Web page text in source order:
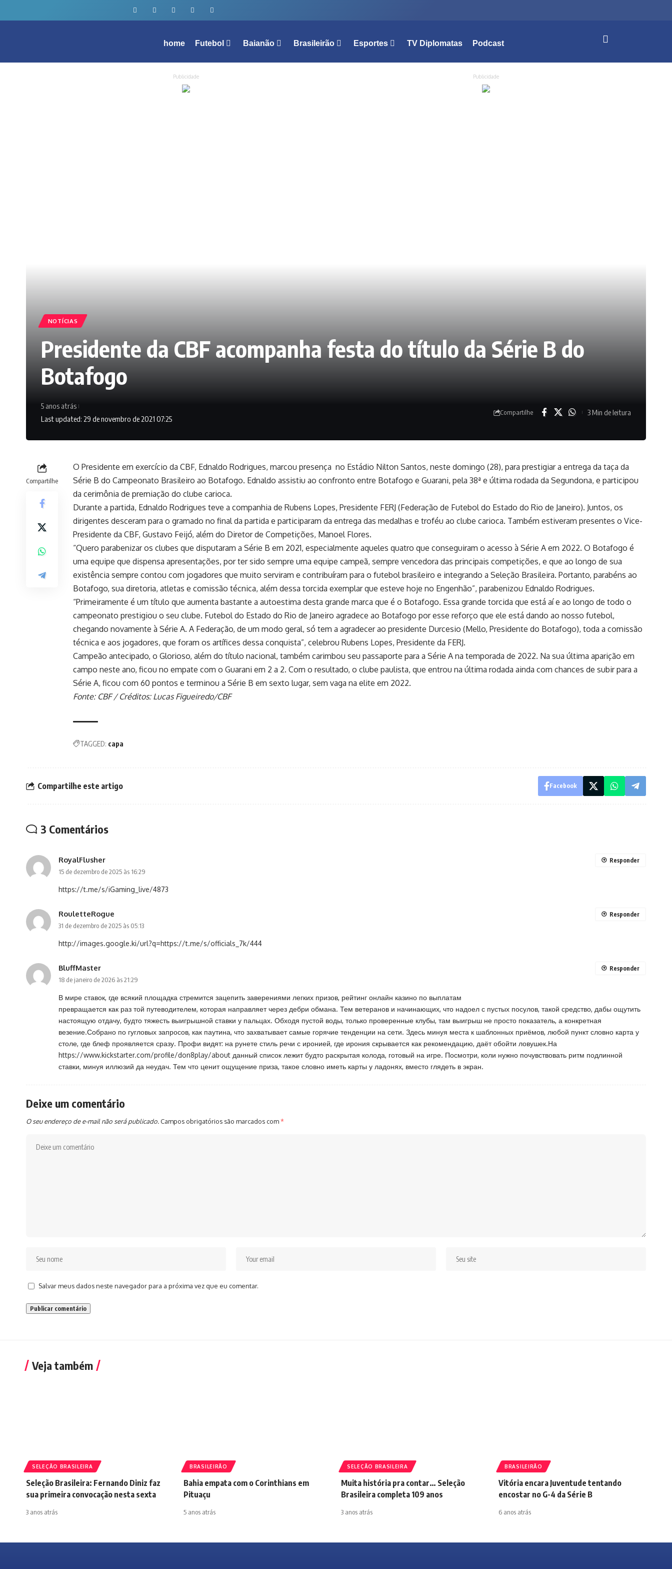
home Futebol Baianão Brasileirão Esportes TV Diplomatas Podcast
Publicidade Publicidade
NOTÍCIAS
Presidente da CBF acompanha festa do título da Série B do
Botafogo
Last updated: 29 de novembro de 2021 07:25
5 anos atrás
Compartilhe 3 Min de leitura
Compartilhe
O Presidente em exercício da CBF, Ednaldo Rodrigues, marcou presença no Estádio Nilton Santos, neste domingo (28), para prestigiar a entrega da taça da
Série B do Campeonato Brasileiro ao Botafogo. Ednaldo assistiu ao confronto entre Botafogo e Guarani, pela 38ª e última rodada da Segundona, e participou
da cerimônia de premiação do clube carioca.
Durante a partida, Ednaldo Rodrigues teve a companhia de Rubens Lopes, Presidente FERJ (Federação de Futebol do Estado do Rio de Janeiro). Juntos, os
dirigentes desceram para o gramado no final da partida e participaram da entrega das medalhas e troféu ao clube carioca. Também estiveram presentes o Vice-
Presidente da CBF, Gustavo Feijó, além do Diretor de Competições, Manoel Flores.
“Quero parabenizar os clubes que disputaram a Série B em 2021, especialmente aqueles quatro que conseguiram o acesso à Série A em 2022. O Botafogo é
uma equipe que dispensa apresentações, por ter sido sempre uma equipe campeã, sempre vencedora das principais competições, e que ao longo de sua
existência sempre contou com jogadores que muito serviram e contribuíram para o futebol brasileiro e integrando a Seleção Brasileira. Portanto, parabéns ao
Botafogo, sua diretoria, atletas e comissão técnica, além dessa torcida exemplar que esteve hoje no Engenhão”, parabenizou Ednaldo Rodrigues.
“Primeiramente é um título que aumenta bastante a autoestima desta grande marca que é o Botafogo. Essa grande torcida que está aí e ao longo de todo o
campeonato prestigiou o seu clube. Futebol do Estado do Rio de Janeiro agradece ao Botafogo por esse reforço que ele está dando ao nosso futebol,
chegando novamente à Série A. A Federação, de um modo geral, só tem a agradecer ao presidente Durcesio (Mello, Presidente do Botafogo), toda a comissão
técnica e aos jogadores, que foram os artífices dessa conquista”, celebrou Rubens Lopes, Presidente da FERJ.
Campeão antecipado, o Glorioso, além do título nacional, também carimbou seu passaporte para a Série A na temporada de 2022. Na sua última aparição em
campo neste ano, ficou no empate com o Guarani em 2 a 2. Com o resultado, o clube paulista, que entrou na última rodada ainda com chances de subir para a
Série A, ficou com 60 pontos e terminou a Série B em sexto lugar, sem vaga na elite em 2022.
Fonte: CBF / Créditos: Lucas Figueiredo/CBF
TAGGED: capa
Compartilhe este artigo Facebook
3 Comentários
RoyalFlusher
15 de dezembro de 2025 às 16:29
https://t.me/s/iGaming_live/4873
Responder
RouletteRogue
31 de dezembro de 2025 às 05:13
http://images.google.ki/url?q=https://t.me/s/officials_7k/444
Responder
BluffMaster
18 de janeiro de 2026 às 21:29
В мире ставок, где всякий площадка стремится зацепить заверениями легких призов, рейтинг онлайн казино по выплатам
превращается как раз той путеводителем, которая направляет через дебри обмана. Тем ветеранов и начинающих, что надоел с пустых посулов, такой средство, дабы ощутить
настоящую отдачу, будто тяжесть выигрышной ставки у пальцах. Обходя пустой воды, только проверенные клубы, там выигрыш не просто показатель, а конкретная
везение.Собрано по гугловых запросов, как паутина, что захватывает самые горячие тенденции на сети. Здесь минуя места к шаблонных приёмов, любой пункт словно карта у
столе, где блеф проявляется сразу. Профи видят: на рунете стиль речи с иронией, где ирония скрывается как рекомендацию, даёт обойти ловушек.На
https://www.kickstarter.com/profile/don8play/about данный список лежит будто раскрытая колода, готовый на игре. Посмотри, коли нужно почувствовать ритм подлинной
ставки, минуя иллюзий да неудач. Тем что ценит ощущение приза, такое словно иметь карты у ладонях, вместо глядеть в экран.
Responder
Deixe um comentário
O seu endereço de e-mail não será publicado. Campos obrigatórios são marcados com*
Salvar meus dados neste navegador para a próxima vez que eu comentar.
Veja também
SELEÇÃO BRASILEIRA
Seleção Brasileira: Fernando Diniz faz
sua primeira convocação nesta sexta
3 anos atrás
BRASILEIRÃO
Bahia empata com o Corinthians em
Pituaçu
5 anos atrás
SELEÇÃO BRASILEIRA
Muita história pra contar… Seleção
Brasileira completa 109 anos
3 anos atrás
BRASILEIRÃO
Vitória encara Juventude tentando
encostar no G-4 da Série B
6 anos atrás